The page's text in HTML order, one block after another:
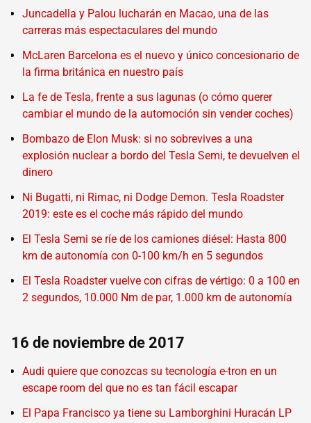
Juncadella y Palou lucharán en Macao, una de las
carreras más espectaculares del mundo
McLaren Barcelona es el nuevo y único concesionario de
la firma británica en nuestro país
La fe de Tesla, frente a sus lagunas (o cómo querer
cambiar el mundo de la automoción sin vender coches)
Bombazo de Elon Musk: si no sobrevives a una
explosión nuclear a bordo del Tesla Semi, te devuelven el
dinero
Ni Bugatti, ni Rimac, ni Dodge Demon. Tesla Roadster
2019: este es el coche más rápido del mundo
El Tesla Semi se ríe de los camiones diésel: Hasta 800
km de autonomía con 0-100 km/h en 5 segundos
El Tesla Roadster vuelve con cifras de vértigo: 0 a 100 en
2 segundos, 10.000 Nm de par, 1.000 km de autonomía
16 de noviembre de 2017
Audi quiere que conozcas su tecnología e-tron en un
escape room del que no es tan fácil escapar
El Papa Francisco ya tiene su Lamborghini Huracán LP